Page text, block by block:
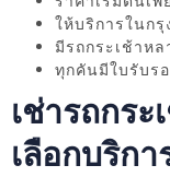
ให้บริการในก
มีรถกระเช้าห
ทุกคันมีใบรับร
เช่ารถกร
เลือกบริกา